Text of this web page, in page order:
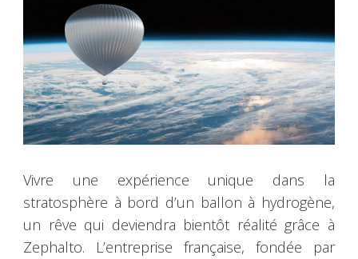
Vivre une expérience unique dans la
stratosphère à bord d’un ballon à hydrogène,
un rêve qui deviendra bientôt réalité grâce à
Zephalto. L’entreprise française, fondée par